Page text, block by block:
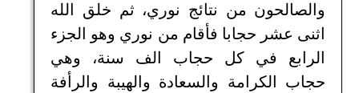
والصالحون من نتائج نوري، ثم خلق الله
اثنى عشر حجابا فأقام من نوري وهو الجزء
الرابع في كل حجاب الف سنة، وهي
حجاب الكرامة والسعادة والهيبة والرأفة